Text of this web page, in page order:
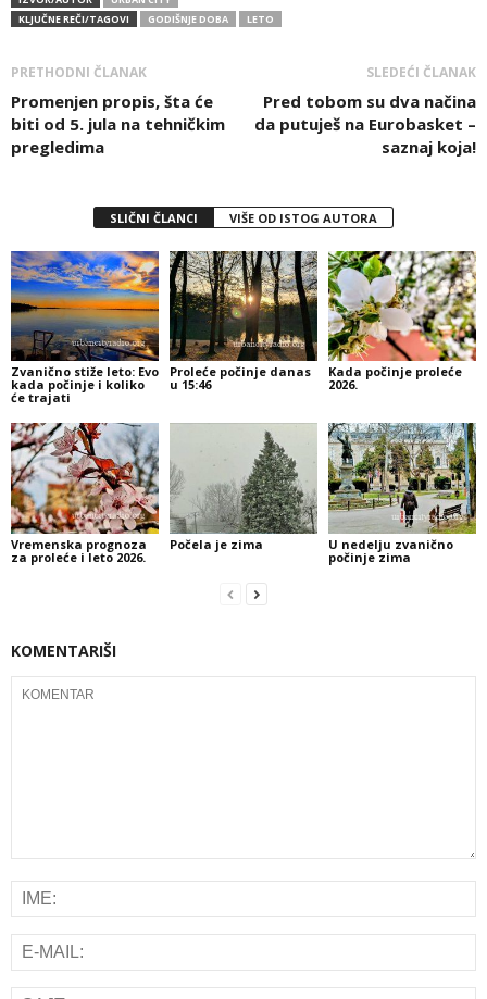
KLJUČNE REČI/TAGOVI
GODIŠNJE DOBA LETO
PRETHODNI ČLANAK
Promenjen propis, šta će
biti od 5. jula na tehničkim
pregledima
SLEDEĆI ČLANAK
Pred tobom su dva načina
da putuješ na Eurobasket –
saznaj koja!
SLIČNI ČLANCI VIŠE OD ISTOG AUTORA
Zvanično stiže leto: Evo
kada počinje i koliko
će trajati
Proleće počinje danas
u 15:46
Kada počinje proleće
2026.
Vremenska prognoza
za proleće i leto 2026.
Počela je zima
U nedelju zvanično
počinje zima
KOMENTARIŠI